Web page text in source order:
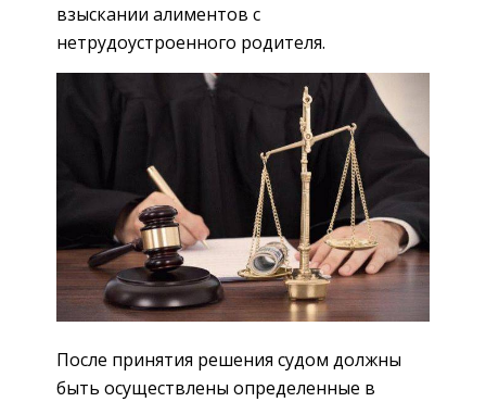
взыскании алиментов с
нетрудоустроенного родителя.
После принятия решения судом должны
быть осуществлены определенные в